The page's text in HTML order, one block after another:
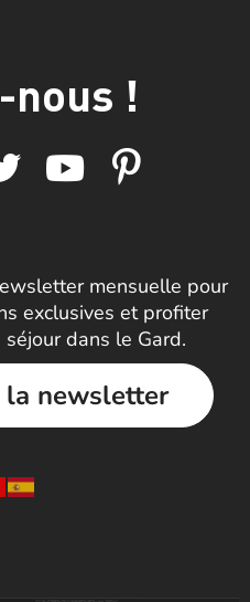
nous !
mensuelle pour
exclusives et profiter
dans le Gard.
la newsletter